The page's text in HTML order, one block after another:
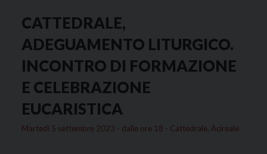
CATTEDRALE,
ADEGUAMENTO LITURGICO.
INCONTRO DI FORMAZIONE
E CELEBRAZIONE
EUCARISTICA
Martedì 5 settembre 2023 - dalle ore 18 - Cattedrale, Acireale